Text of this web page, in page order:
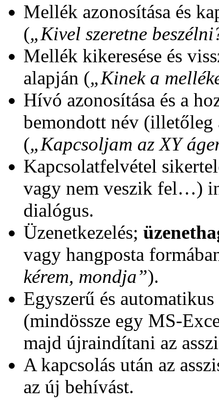
Mellék azonosítása és
(„Kivel szeretne
Mellék kikeresése és
alapján („Kinek a
Hívó azonosítása és a
bemondott név (illetőleg
(„Kapcsoljam az XY
Kapcsolatfelvétel
vagy nem veszik fel…)
dialógus.
Üzenetkezelés;
vagy hangposta
kérem, mondja”).
Egyszerű és
(mindössze egy MS-
majd újraindítani az
A kapcsolás után az
az új behívást.